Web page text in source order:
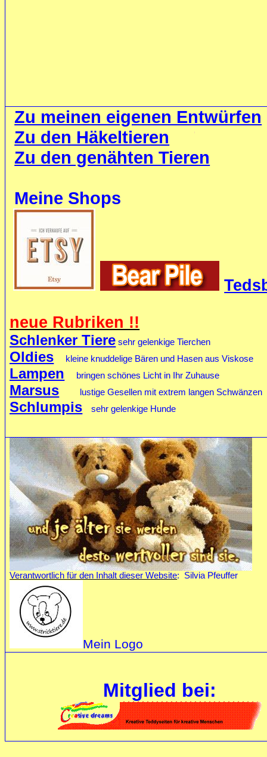
Zu meinen eigenen Entwürfen
Zu den Häkeltieren
Zu den genähten Tieren
Meine Shops
neue Rubriken !!
Schlenker Tiere sehr gelenkige Tierchen
Oldies kleine knuddelige Bären und Hasen aus Viskose
Lampen bringen schönes Licht in Ihr Zuhause
Marsus lustige Gesellen mit extrem langen Schwänzen
Schlumpis sehr gelenkige Hunde
Verantwortlich für den Inhalt dieser Website: Silvia Pfeuffer
Mein Logo
Mitglied bei: